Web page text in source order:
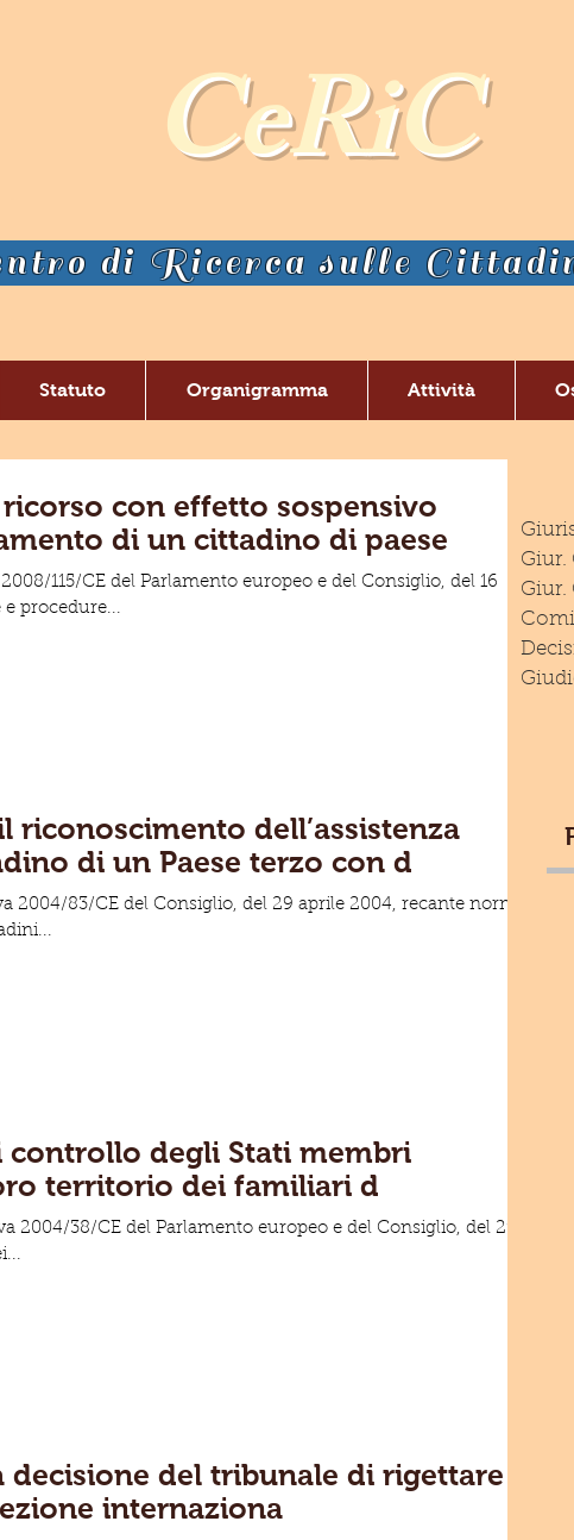
CeRiC
di Ricerca sulle
Statuto Organigramma Attività
con effetto sospensivo
di un cittadino di paese
115/CE del Parlamento europeo e del Consiglio, del 16
procedure...
riconoscimento dell’assistenza
di un Paese terzo con d
2004/83/CE del Consiglio, del 29 aprile 2004, recante norme
degli Stati membri
territorio dei familiari d
2004/38/CE del Parlamento europeo e del Consiglio, del 29
decisione del tribunale di rigettare
internaziona
Giur.
Giur.